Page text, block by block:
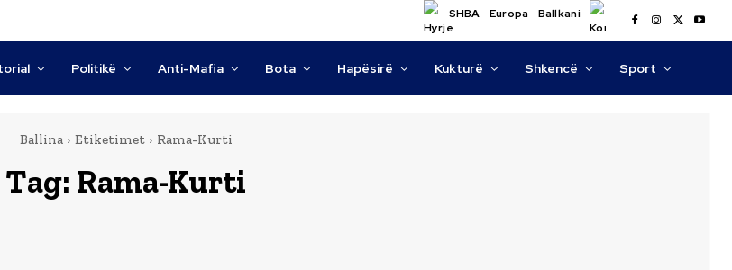
SHBA Europa Ballkani
Politikë Anti-Mafia Bota Hapësirë Kukturë Shkencë Sport
Ballina Etiketimet Rama-Kurti
Tag: Rama-Kurti